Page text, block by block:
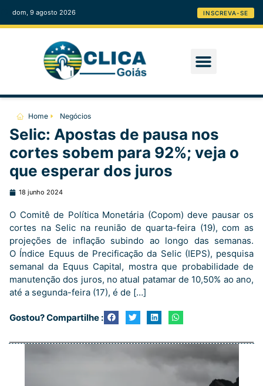
dom, 9 agosto 2026 INSCREVA-SE
Home Negócios
Selic: Apostas de pausa nos
cortes sobem para 92%; veja o
que esperar dos juros
18 junho 2024
O Comitê de Política Monetária (Copom) deve pausar os
cortes na Selic na reunião de quarta-feira (19), com as
projeções de inflação subindo ao longo das semanas.
O Índice Equus de Precificação da Selic (IEPS), pesquisa
semanal da Equus Capital, mostra que probabilidade de
manutenção dos juros, no atual patamar de 10,50% ao ano,
até a segunda-feira (17), é de […]
Gostou? Compartilhe :